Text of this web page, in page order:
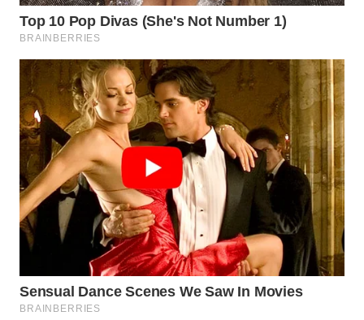
SUKABUMI
WN
PURWAKARTA
WN
PRIANGAN
TIMUR
WN
SEMARANG
SOLO